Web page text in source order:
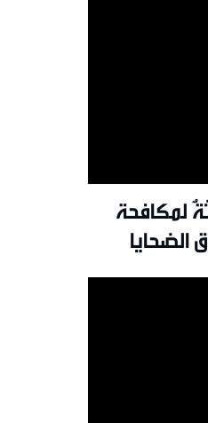
لمكافحة
الضحايا